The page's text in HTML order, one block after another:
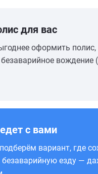
для вас
оформить полис,
вождение
с вами
вариант, где
езду —